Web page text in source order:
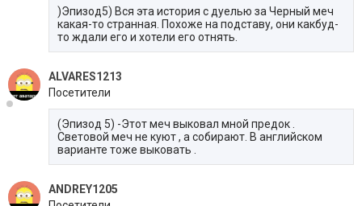
)Эпизод5) Вся эта история с дуелью за Черный меч
какая-то странная. Похоже на подставу, они какбуд-
то ждали его и хотели его отнять.
ALVARES1213
Посетители
(Эпизод 5) -Этот меч выковал мной предок .
Световой меч не куют , а собирают. В английском
варианте тоже выковать .
ANDREY1205